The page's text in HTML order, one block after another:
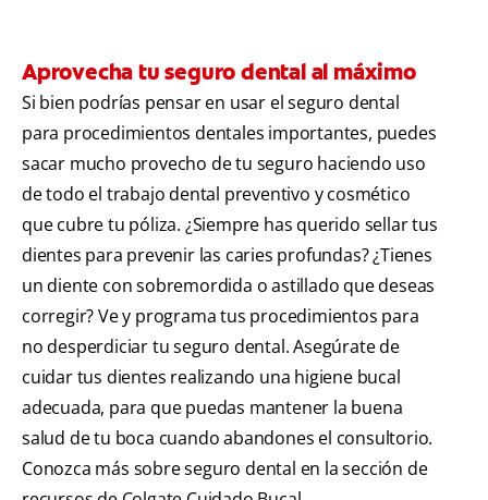
Aprovecha tu seguro dental al máximo
Si bien podrías pensar en usar el seguro dental
para procedimientos dentales importantes, puedes
sacar mucho provecho de tu seguro haciendo uso
de todo el trabajo dental preventivo y cosmético
que cubre tu póliza. ¿Siempre has querido sellar tus
dientes para prevenir las caries profundas? ¿Tienes
un diente con sobremordida o astillado que deseas
corregir? Ve y programa tus procedimientos para
no desperdiciar tu seguro dental. Asegúrate de
cuidar tus dientes realizando una higiene bucal
adecuada, para que puedas mantener la buena
salud de tu boca cuando abandones el consultorio.
Conozca más sobre seguro dental en la sección de